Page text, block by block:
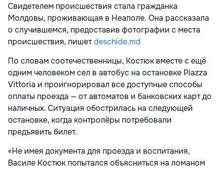
Свидетелем происшествия стала гражданка
Молдовы, проживающая в Неаполе. Она рассказала
о случившемся, предоставив фотографии с места
происшествия, пишетdeschide.md
По словам соотечественницы, Костюк вместе с ещё
одним человеком сел в автобус на остановке Piazza
Vittoria и проигнорировал все доступные способы
оплаты проезда — от автоматов и банковских карт до
наличных. Ситуация обострилась на следующей
остановке, когда контролёры потребовали
предъявить билет.
«Не имея документа для проезда и воспитания,
Василе Костюк попытался объясниться на ломаном